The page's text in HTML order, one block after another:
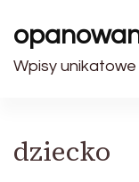
Wpisy unikatowe
dziecko